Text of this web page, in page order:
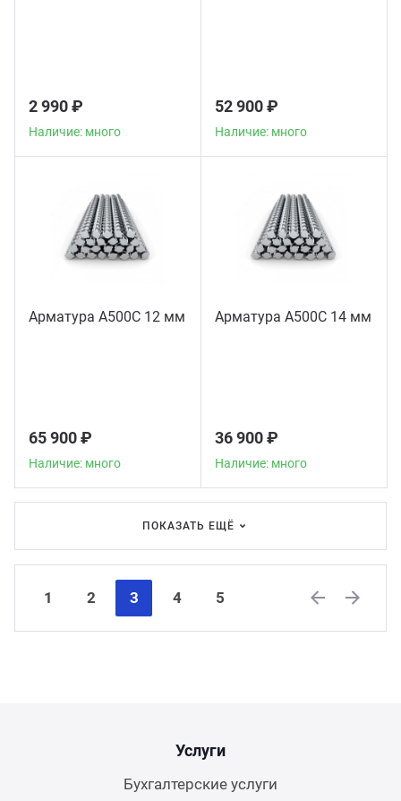
2 990 ₽
Наличие: много
52 900 ₽
Наличие: много
Арматура А500С 12 мм
65 900 ₽
Наличие: много
Арматура А500С 14 мм
36 900 ₽
Наличие: много
ПОКАЗАТЬ ЕЩЁ
1 2 3 4
5
Услуги
Бухгалтерские услуги